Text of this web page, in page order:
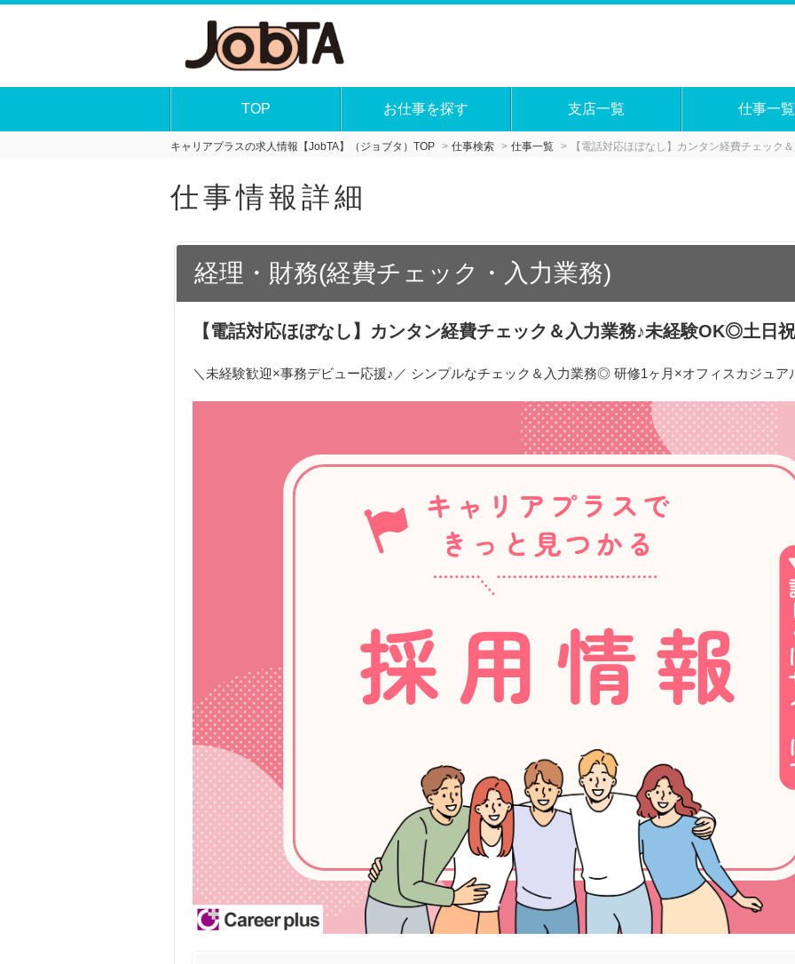
TOP お仕事を探す 支店一覧 仕事一覧
キャリアプラスの求人情報【JobTA】（ジョブタ）TOP 仕事検索 仕事一覧 【電話対応ほぼなし】カンタン経費チェック
仕事情報詳細
経理・財務(経費チェック・入力業務)
【電話対応ほぼなし】カンタン経費チェック＆入力業務♪未経験OK◎土日
＼未経験歓迎×事務デビュー応援♪／ シンプルなチェック＆入力業務◎ 研修1ヶ月×オフィスカジュ